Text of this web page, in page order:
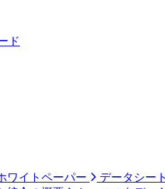
ド
ワイトペーパー
データシー